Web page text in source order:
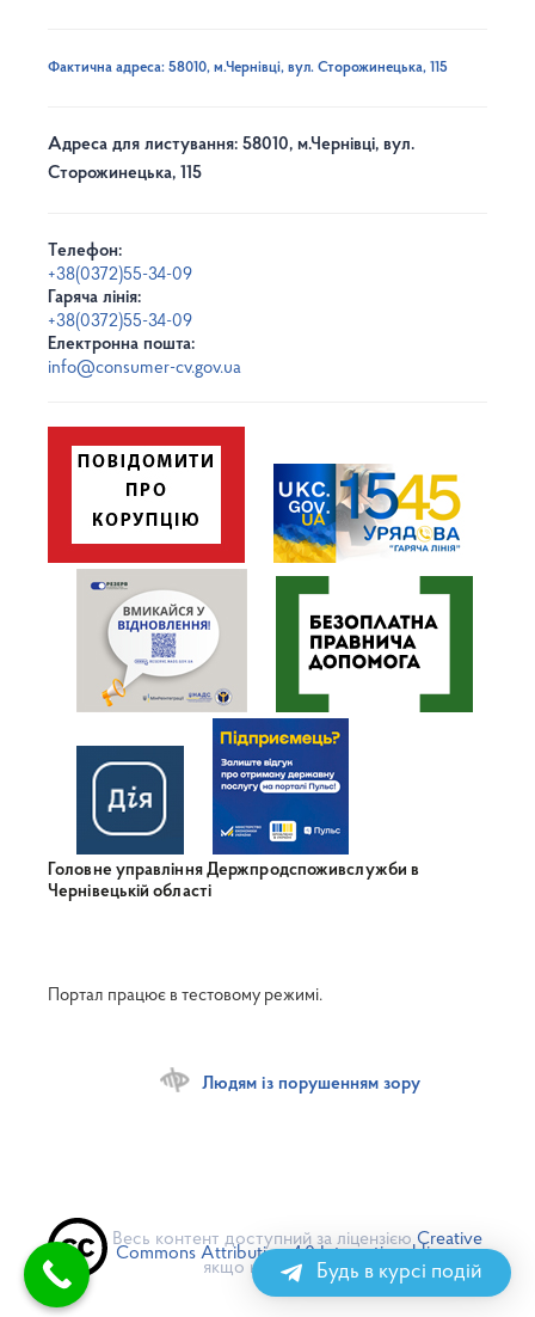
Фактична адреса: 58010, м.Чернівці, вул. Сторожинецька, 115
Адреса для листування: 58010, м.Чернівці, вул.
Сторожинецька, 115
Телефон:
+38(0372)55-34-09
Гаряча лінія:
+38(0372)55-34-09
Електронна пошта:
info@consumer-cv.gov.ua
Головне управління Держпродспоживслужби в
Чернівецькій області
Портал працює в тестовому режимі.
Людям із порушенням зору
Весь контент доступний за ліцензією Creative
Commons Attribution 4.0 International license,
якщо не зазначено іншеБудь в курсі подій